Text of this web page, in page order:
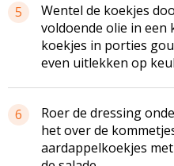
5
Wentel de koekjes
voldoende olie in
koekjes in porties
even uitlekken op
6
Roer de dressing
het over de
aardappelkoekjes